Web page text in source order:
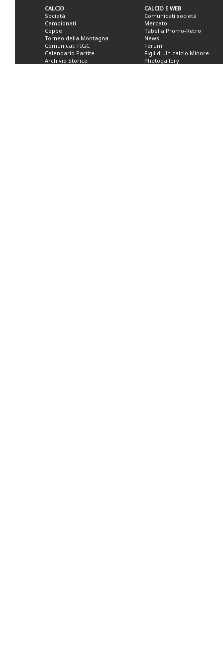
CALCIO
Società
Campionati
Coppe
Torneo della Montagna
Comunicati FIGC
Calendario Partite
Archivio Storico
CALCIO E WEB
Comunicati società
Mercato
Tabella Promo-Retro
News
Forum
Figli di Un calcio Minore
Photogallery